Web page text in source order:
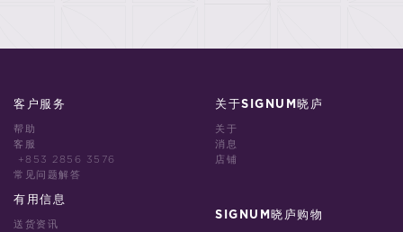
客户服务
帮助
客服
+853 2856 3576
常见问题解答
有用信息
送货资讯
关于SIGNUM晓庐
关于
消息
店铺
SIGNUM晓庐购物